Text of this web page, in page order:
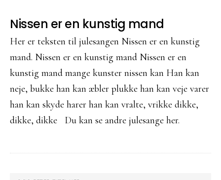
Nissen er en kunstig mand
Her er teksten til julesangen Nissen er en kunstig
mand. Nissen er en kunstig mand Nissen er en
kunstig mand mange kunster nissen kan Han kan
neje, bukke han kan æbler plukke han kan veje varer
han kan skyde harer han kan vralte, vrikke dikke,
dikke, dikke Du kan se andre julesange her.